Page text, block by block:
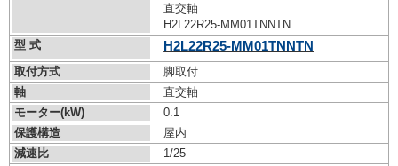
直交軸
H2L22R25-MM01TNNTN
型 式
H2L22R25-MM01TNNTN
取付方式
脚取付
軸
直交軸
モーター(kW)
0.1
保護構造
屋内
減速比
1/25